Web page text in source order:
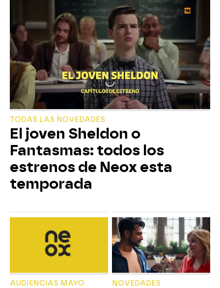
TODAS LAS NOVEDADES
El joven Sheldon o
Fantasmas: todos los
estrenos de Neox esta
temporada
AUDIENCIAS MAYO NOVEDADES